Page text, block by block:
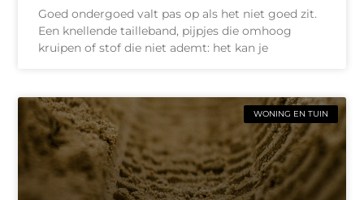
Goed ondergoed valt pas op als het niet goed zit.
Een knellende tailleband, pijpjes die omhoog
kruipen of stof die niet ademt: het kan je
WONING EN TUIN